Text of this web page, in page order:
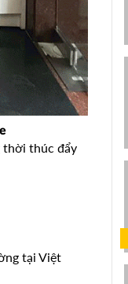
thời thúc đẩy
tại Việt